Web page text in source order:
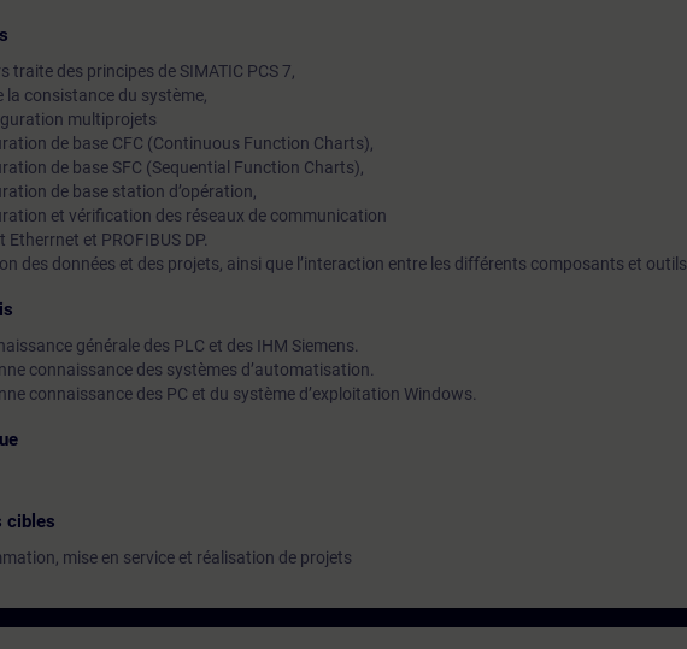
traite des principes de SIMATIC PCS 7,
la consistance du système,
multiprojets
de base CFC (Continuous Function Charts),
de base SFC (Sequential Function Charts),
de base station d’opération,
et vérification des réseaux de communication
Etherrnet et PROFIBUS DP.
des données et des projets, ainsi que l’interaction entre les différents composants et outils.
générale des PLC et des IHM Siemens.
connaissance des systèmes d’automatisation.
connaissance des PC et du système d’exploitation Windows.
cibles
mise en service et réalisation de projets